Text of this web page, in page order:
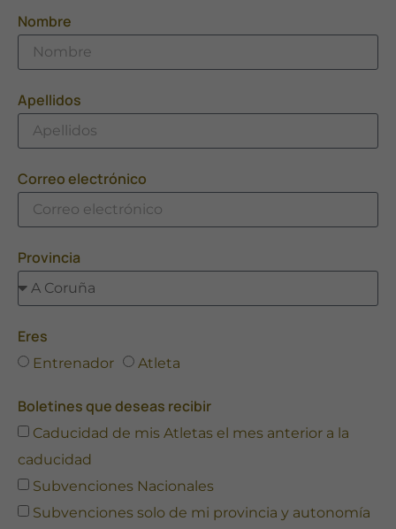
Nombre
Apellidos
Correo electrónico
Provincia
Eres
Entrenador Atleta
Boletines que deseas recibir
Caducidad de mis Atletas el mes anterior a la
caducidad
Subvenciones Nacionales
Subvenciones solo de mi provincia y autonomía
cookies no
opcionales.
para que
web.
funcionalidad
se usa la web.